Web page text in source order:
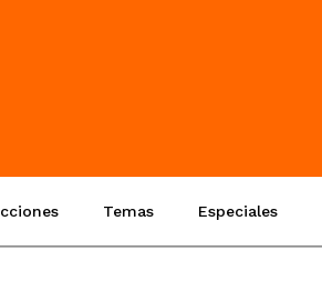
Temas Especiales